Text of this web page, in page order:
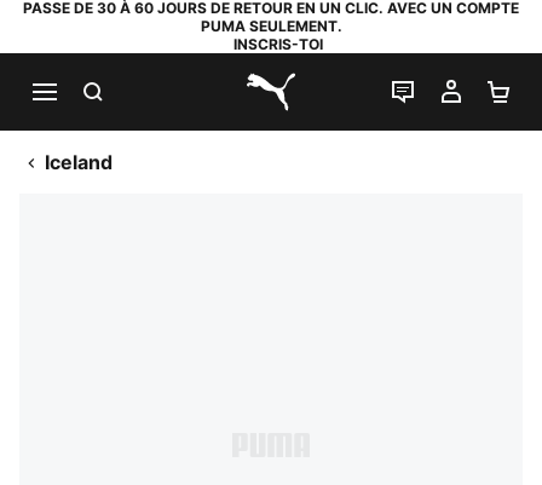
PASSE DE 30 À 60 JOURS DE RETOUR EN UN CLIC. AVEC UN COMPTE
PUMA SEULEMENT.
INSCRIS-TOI
PUMA.com
LIVE CHAT
MON
Iceland